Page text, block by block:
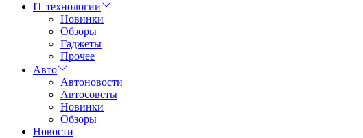
IT технологии
Новинки
Обзоры
Гаджеты
Прочее
Авто
Автоновости
Автосоветы
Новинки
Обзоры
Новости